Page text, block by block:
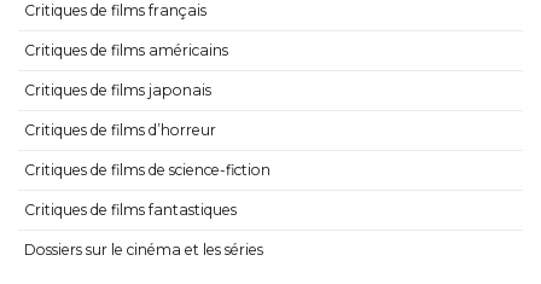
Critiques de films français
Critiques de films américains
Critiques de films japonais
Critiques de films d’horreur
Critiques de films de science-fiction
Critiques de films fantastiques
Dossiers sur le cinéma et les séries